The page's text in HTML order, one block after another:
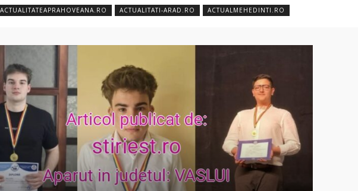
ACTUALITATEAPRAHOVEANA.RO ACTUALITATI-ARAD.RO ACTUALMEHEDINTI.RO